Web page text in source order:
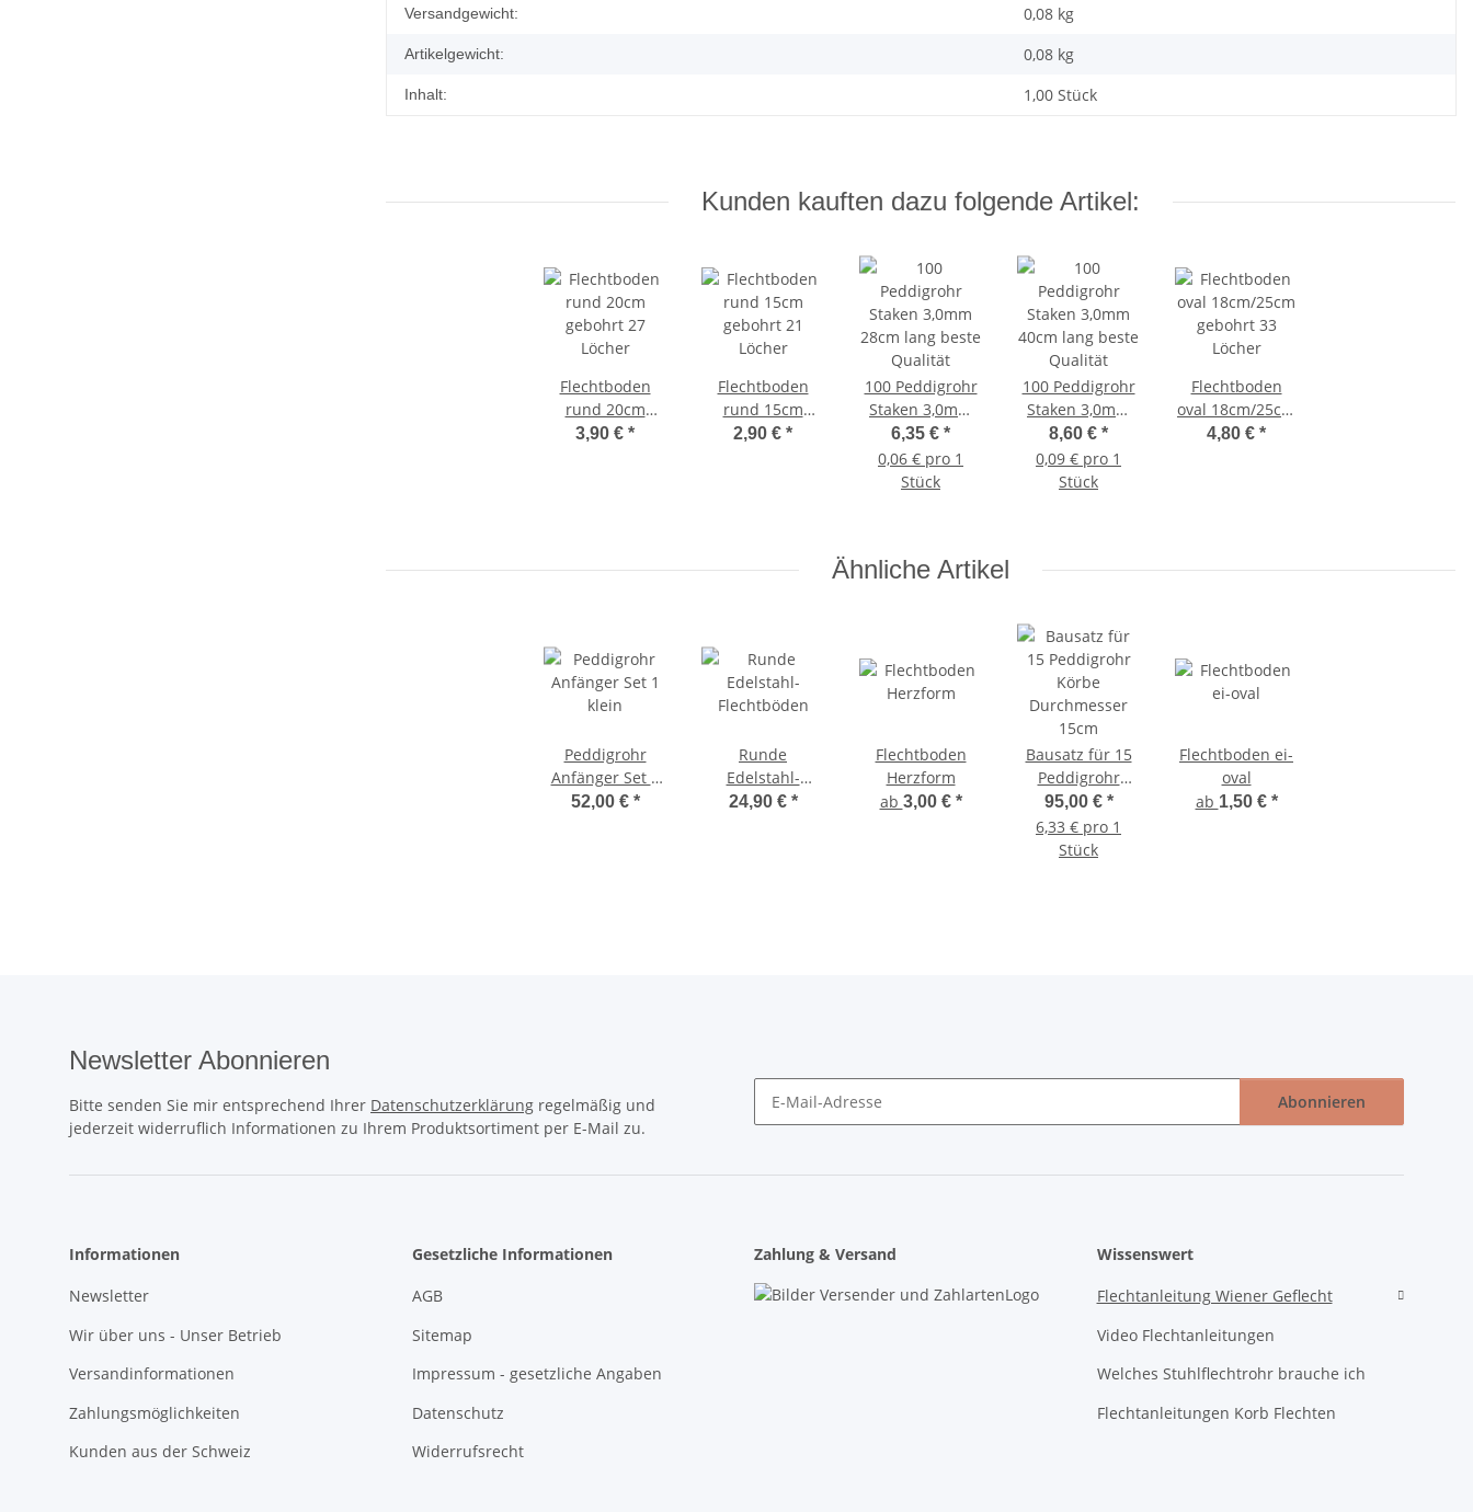
Produkteigenschaft
Wert
Versandgewicht: 0,08 kg
Artikelgewicht: 0,08 kg
Inhalt: 1,00 Stück
Kunden kauften dazu folgende Artikel:
Flechtboden
rund 20cm
gebohrt 27
3,90 € *
Flechtboden
rund 15cm
gebohrt 21
2,90 € *
100 Peddigrohr
Staken 3,0mm
28cm lang beste
Qualität
6,35 € *
0,06 € pro 1
Stück
100 Peddigrohr
Staken 3,0mm
40cm lang beste
Qualität
8,60 € *
0,09 € pro 1
Stück
Flechtboden
oval 18cm/25cm
gebohrt 33
4,80 € *
Ähnliche Artikel
Peddigrohr
Anfänger Set 1
klein
52,00 € *
Runde
Edelstahl-
Flechtböden
24,90 € *
Flechtboden
Herzform
ab 3,00 € *
Bausatz für 15
Peddigrohr
Körbe
Durchmesser
15cm
95,00 € *
6,33 € pro 1
Stück
Flechtboden ei-
oval
ab 1,50 € *
Newsletter Abonnieren
Bitte senden Sie mir entsprechend Ihrer Datenschutzerklärung regelmäßig und
jederzeit widerruflich Informationen zu Ihrem Produktsortiment per E-Mail zu.
Abonnieren
Informationen
Newsletter
Wir über uns - Unser Betrieb
Versandinformationen
Zahlungsmöglichkeiten
Kunden aus der Schweiz
Gesetzliche Informationen
AGB
Sitemap
Impressum - gesetzliche Angaben
Datenschutz
Widerrufsrecht
Zahlung & Versand Wissenswert
Flechtanleitung Wiener Geflecht
Video Flechtanleitungen
Welches Stuhlflechtrohr brauche ich
Flechtanleitungen Korb Flechten